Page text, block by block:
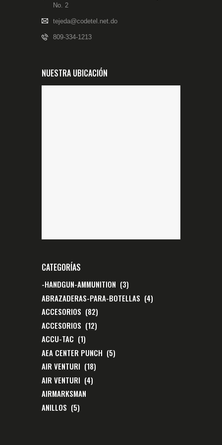
No. 2
tejeda@codetel.net.do
809-334-1213
NUESTRA UBICACIÓN
CATEGORÍAS
-HANDGUN-AMMUNITION (3)
ABRAZADERAS-PARA-BOTELLAS (4)
ACCESORIOS (82)
ACCESORIOS (12)
ACCU-TAC (1)
AEA CENTER PUNCH (5)
AIR VENTURI (18)
AIR VENTURI (4)
AIRMARKSMAN
ANILLOS (5)